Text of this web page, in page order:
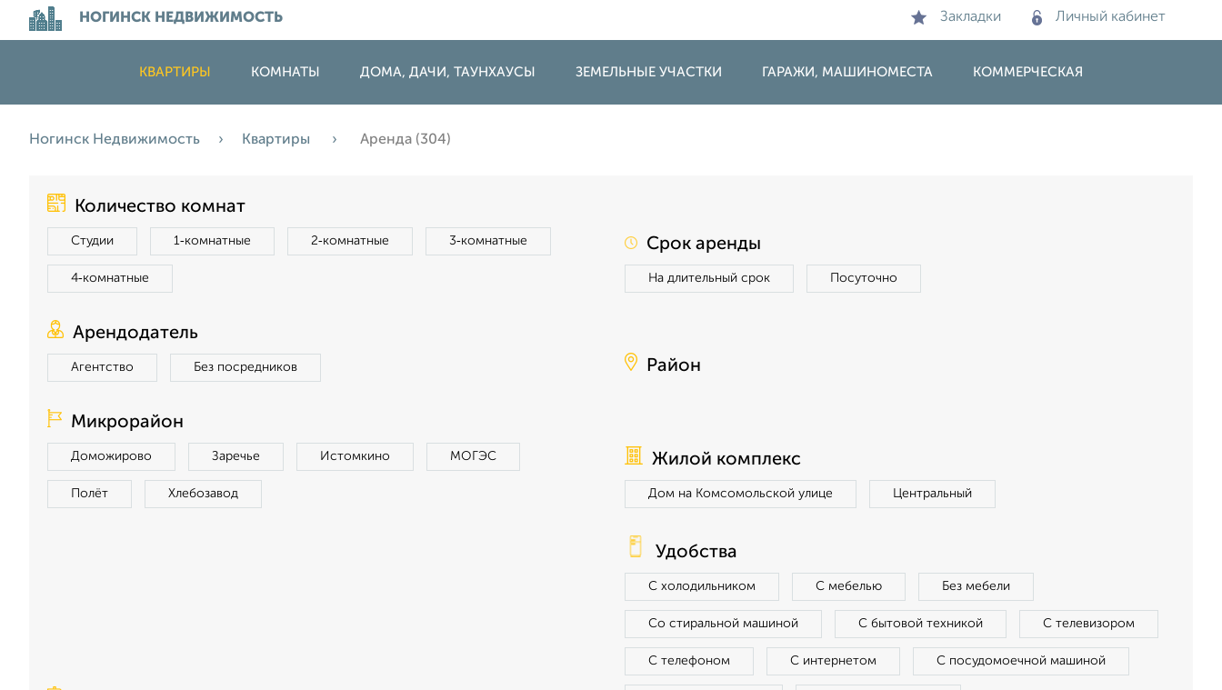
НОГИНСК НЕДВИЖИМОСТЬ Закладки Личный кабинет
КВАРТИРЫ КОМНАТЫ ДОМА, ДАЧИ, ТАУНХАУСЫ ЗЕМЕЛЬНЫЕ УЧАСТКИ ГАРАЖИ, МАШИНОМЕСТА КОММЕРЧЕСКАЯ
Ногинск Недвижимость Квартиры Аренда (304)
Количество комнат
Студии 1‑комнатные 2‑комнатные 3‑комнатные
4‑комнатные
Срок аренды
На длительный срок Посуточно
Арендодатель
Агентство Без посредников Район
Микрорайон
Доможирово Заречье Истомкино МОГЭС
Полёт Хлебозавод
Жилой комплекс
Дом на Комсомольской улице Центральный
Удобства
С холодильником С мебелью Без мебели
Со стиральной машиной С бытовой техникой С телевизором
С телефоном С интернетом С посудомоечной машиной